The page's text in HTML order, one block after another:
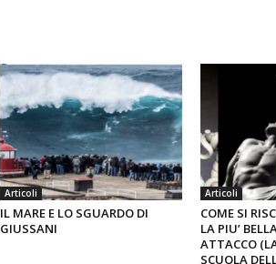
Articoli
IL MARE E LO SGUARDO DI
GIUSSANI
Articoli
COME SI
LA PIU’
ATTACCO
SCUOLA